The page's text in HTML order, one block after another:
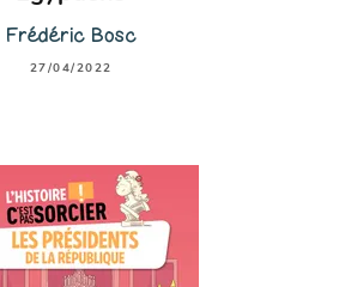
Frédéric Bosc
27/04/2022